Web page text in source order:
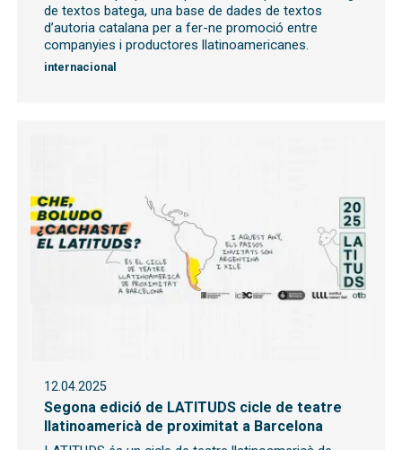
de textos batega, una base de dades de textos
d’autoria catalana per a fer-ne promoció entre
companyies i productores llatinoamericanes.
internacional
12.04.2025
Segona edició de LATITUDS cicle de teatre
llatinoamericà de proximitat a Barcelona